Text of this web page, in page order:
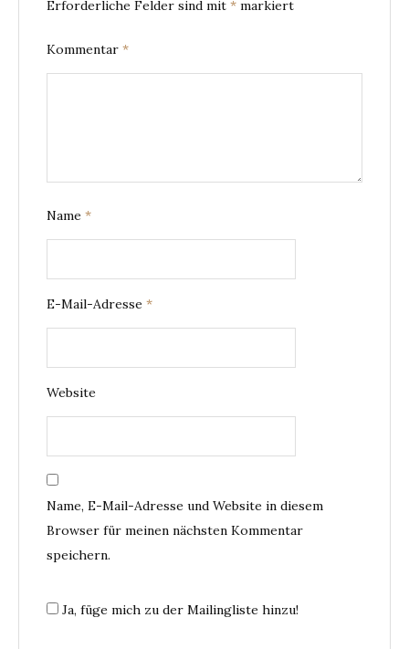
Erforderliche Felder sind mit * markiert
Kommentar *
Name *
E-Mail-Adresse *
Website
Name, E-Mail-Adresse und Website in diesem
Browser für meinen nächsten Kommentar
speichern.
Ja, füge mich zu der Mailingliste hinzu!